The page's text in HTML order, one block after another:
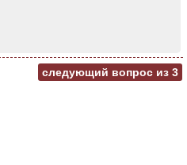
следующий вопрос из 3